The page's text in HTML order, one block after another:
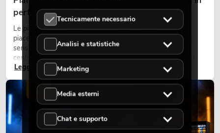
perfetta armonia
Le piante rendono vivi gli ambienti. Creano un’atmosfera
piacevole, migliorano l’ambiente e trasmettono una
sensazione di naturalezza. Negli hotel, nei ristoranti, nei
centri commerciali, negli edifici adibiti a uffici o negli stand
fieristici, una vegetazione di alta qualità è ormai parte
integrante dei moderni progetti di arredamento.
Leggi ora
LUCE
Tecnicamente necessario
Analisi e statistiche
Marketing
Media esterni
Chat e supporto